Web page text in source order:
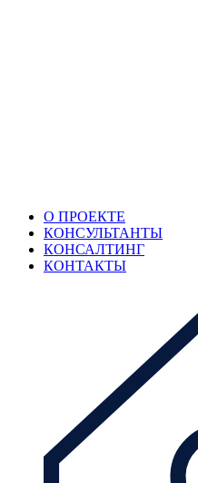
О ПРОЕКТЕ
КОНСУЛЬТАНТЫ
КОНСАЛТИНГ
КОНТАКТЫ